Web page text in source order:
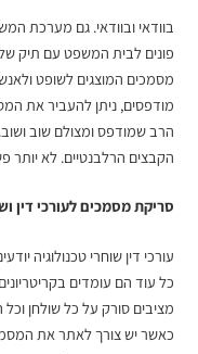
בוודאי ובוודאי. גם מערכת
פונים לבית המשפט עם תיק
מסמכים המוצגים לשופט
מודפסים, ניתן להעביר את
הרב שמודפס ומצולם שוב
הקבצים הרלבנטיים. לא יותר
סריקת מסמכים לעורכי דין
עורכי דין שוחרי טכנולוגיה
כל עוד הם עומדים
מציבים סורק על כל שולחן
כאשר יש צורך לאתר את